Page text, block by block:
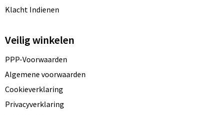
Klacht Indienen
Veilig winkelen
PPP-Voorwaarden
Algemene voorwaarden
Cookieverklaring
Privacyverklaring